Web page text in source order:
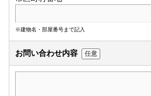
※建物名・部屋番号まで記入
お問い合わせ内容 任意